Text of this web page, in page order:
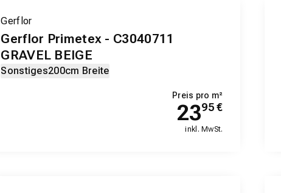
Gerflor
Gerflor Primetex - C3040711
GRAVEL BEIGE
Sonstiges200cm Breite
Preis pro m²
2395€
inkl. MwSt.